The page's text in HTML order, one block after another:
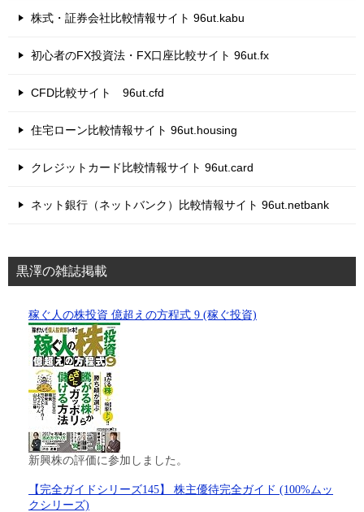
株式・証券会社比較情報サイト 96ut.kabu
初心者のFX投資法・FX口座比較サイト 96ut.fx
CFD比較サイト 96ut.cfd
住宅ローン比較情報サイト 96ut.housing
クレジットカード比較情報サイト 96ut.card
ネット銀行（ネットバンク）比較情報サイト 96ut.netbank
黒澤の雑誌掲載
稼ぐ人の株投資 億超えの方程式 9 (稼ぐ投資)
新興株の評価に参加しました。
【完全ガイドシリーズ145】 株主優待完全ガイド (100%ムッ
クシリーズ)